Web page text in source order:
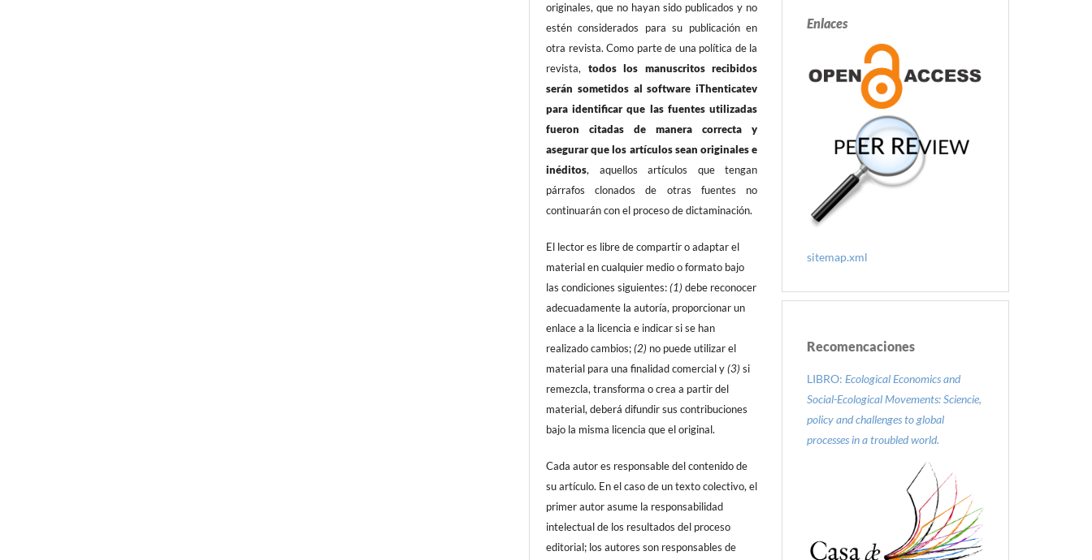
originales, que no hayan sido publicados y no
estén considerados para su publicación en
otra revista. Como parte de una política de la
revista, todos los manuscritos recibidos
serán sometidos al software iThenticatev
para identificar que las fuentes utilizadas
fueron citadas de manera correcta y
asegurar que los artículos sean originales e
inéditos, aquellos artículos que tengan
párrafos clonados de otras fuentes no
continuarán con el proceso de dictaminación.
El lector es libre de compartir o adaptar el
material en cualquier medio o formato bajo
las condiciones siguientes:(1) debe reconocer
adecuadamente la autoría, proporcionar un
enlace a la licencia e indicar si se han
realizado cambios;(2) no puede utilizar el
material para una finalidad comercial y(3) si
remezcla, transforma o crea a partir del
material, deberá difundir sus contribuciones
bajo la misma licencia que el original.
Cada autor es responsable del contenido de
su artículo. En el caso de un texto colectivo, el
primer autor asume la responsabilidad
intelectual de los resultados del proceso
editorial; los autores son responsables de
Enlaces
sitemap.xml
Recomencaciones
LIBRO: Ecological Economics and
Social-Ecological Movements: Sciencie,
policy and challenges to global
processes in a troubled world.